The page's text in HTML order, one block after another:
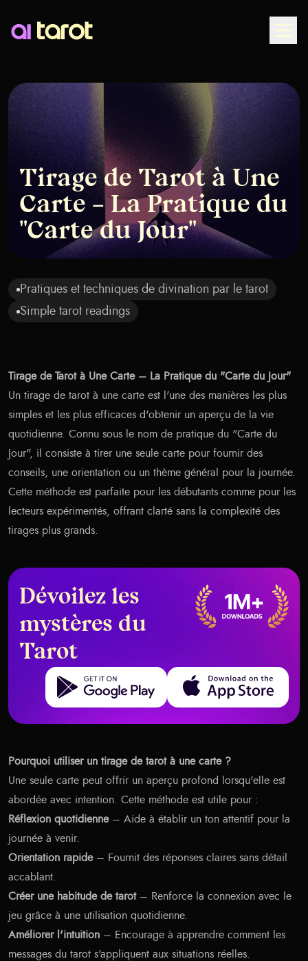
Tirage de Tarot à Une
Carte – La Pratique du
"Carte du Jour"
Pratiques et techniques de divination par le tarot
Simple tarot readings
Tirage de Tarot à Une Carte – La Pratique du "Carte du Jour"
Un tirage de tarot à une carte est l'une des manières les plus
simples et les plus efficaces d'obtenir un aperçu de la vie
quotidienne. Connu sous le nom de pratique du "Carte du
Jour", il consiste à tirer une seule carte pour fournir des
conseils, une orientation ou un thème général pour la journée.
Cette méthode est parfaite pour les débutants comme pour les
lecteurs expérimentés, offrant clarté sans la complexité des
tirages plus grands.
Dévoilez les
mystères du
Tarot
Get it on Google Play Download on the App Store
Pourquoi utiliser un tirage de tarot à une carte ?
Une seule carte peut offrir un aperçu profond lorsqu'elle est
abordée avec intention. Cette méthode est utile pour :
Réflexion quotidienne– Aide à établir un ton attentif pour la
journée à venir.
Orientation rapide– Fournit des réponses claires sans détail
accablant.
Créer une habitude de tarot– Renforce la connexion avec le
jeu grâce à une utilisation quotidienne.
Améliorer l'intuition – Encourage à apprendre comment les
messages du tarot s'appliquent aux situations réelles.